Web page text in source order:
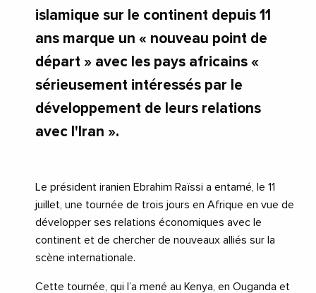
islamique sur le continent depuis 11
ans marque un « nouveau point de
départ » avec les pays africains «
sérieusement intéressés par le
développement de leurs relations
avec l'Iran ».
Le président iranien Ebrahim Raïssi a entamé, le 11
juillet, une tournée de trois jours en Afrique en vue de
développer ses relations économiques avec le
continent et de chercher de nouveaux alliés sur la
scène internationale.
Cette tournée, qui l’a mené au Kenya, en Ouganda et